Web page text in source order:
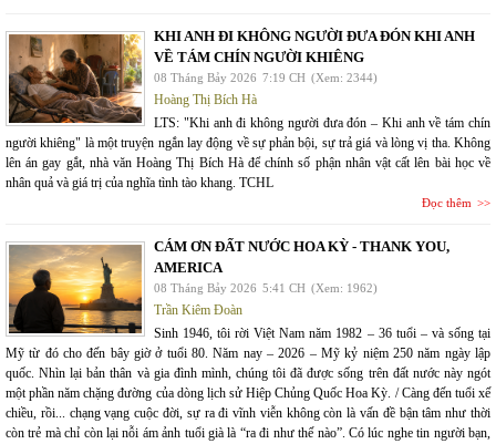
KHI ANH ĐI KHÔNG NGƯỜI ĐƯA ĐÓN KHI ANH
VỀ TÁM CHÍN NGƯỜI KHIÊNG
08 Tháng Bảy 2026 7:19 CH (Xem: 2344)
Hoàng Thị Bích Hà
LTS: "Khi anh đi không người đưa đón – Khi anh về tám chín
người khiêng" là một truyện ngắn lay động về sự phản bội, sự trả giá và lòng vị tha. Không
lên án gay gắt, nhà văn Hoàng Thị Bích Hà để chính số phận nhân vật cất lên bài học về
nhân quả và giá trị của nghĩa tình tào khang. TCHL
Đọc thêm
CÁM ƠN ĐẤT NƯỚC HOA KỲ - THANK YOU,
AMERICA
08 Tháng Bảy 2026 5:41 CH (Xem: 1962)
Trần Kiêm Đoàn
Sinh 1946, tôi rời Việt Nam năm 1982 – 36 tuổi – và sống tại
Mỹ từ đó cho đến bây giờ ở tuổi 80. Năm nay – 2026 – Mỹ kỷ niệm 250 năm ngày lập
quốc. Nhìn lại bản thân và gia đình mình, chúng tôi đã được sống trên đất nước này ngót
một phần năm chặng đường của dòng lịch sử Hiệp Chủng Quốc Hoa Kỳ. / Càng đến tuổi xế
chiều, rồi... chạng vạng cuộc đời, sự ra đi vĩnh viễn không còn là vấn đề bận tâm như thời
còn trẻ mà chỉ còn lại nỗi ám ảnh tuổi già là “ra đi như thế nào”. Có lúc nghe tin người bạn,